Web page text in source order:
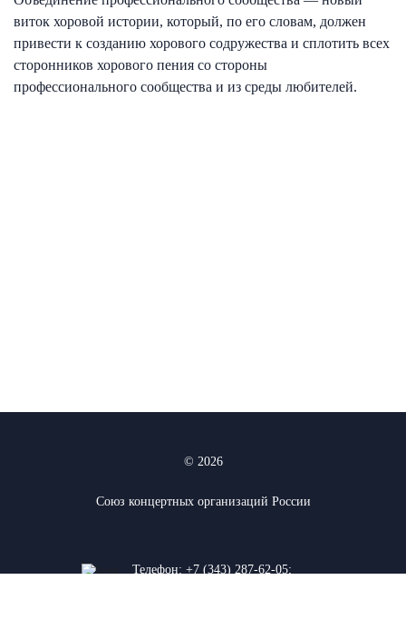
виток хоровой истории, который, по его словам, должен
привести к созданию хорового содружества и сплотить всех
сторонников хорового пения со стороны
профессионального сообщества и из среды любителей.
© 2026
Союз концертных организаций России
Телефон: +7 (343) 287-62-05;